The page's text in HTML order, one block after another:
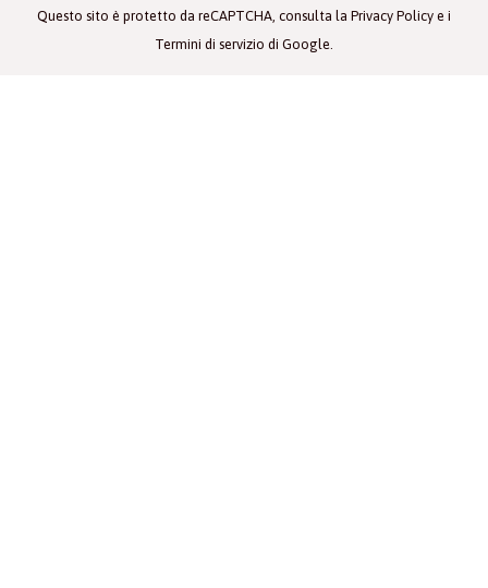
Questo sito è protetto da reCAPTCHA, consulta la Privacy Policy e i
Termini di servizio di Google.